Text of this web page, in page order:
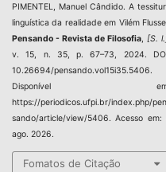
PIMENTEL, Manuel Cândido. A
linguística da realidade em Vilém
Pensando - Revista de Filosofia, [S.
v. 15, n. 35, p. 67–73, 2024.
10.26694/pensando.vol15i35.5406.
Disponível
https://periodicos.ufpi.br/index.php/pen
sando/article/view/5406. Acesso em:
ago. 2026.
Fomatos de Citação